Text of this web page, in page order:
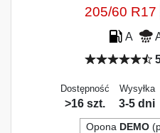
205/60 R17
A
Dostępność
>16 szt.
Wysyłka
3-5 dni
Opona DEMO